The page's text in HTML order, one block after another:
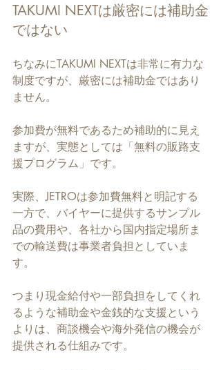
TAKUMI NEXTは厳密には補助金
ではない
ちなみにTAKUMI NEXTは非常に有力な
制度ですが、厳密には補助金ではあり
ません。
参加費が無料であるため補助的に見え
ますが、実態としては「無料の販路支
援プログラム」です。
実際、JETROは参加費無料と明記する
一方で、バイヤーに提供するサンプル
品の費用や、各社から国内指定場所ま
での輸送費は事業者負担としていま
す。
つまり現金給付や一部負担をしてくれ
るような補助金や金銭的な支援という
よりは、商談機会や海外発信の機会が
提供される仕組みです。